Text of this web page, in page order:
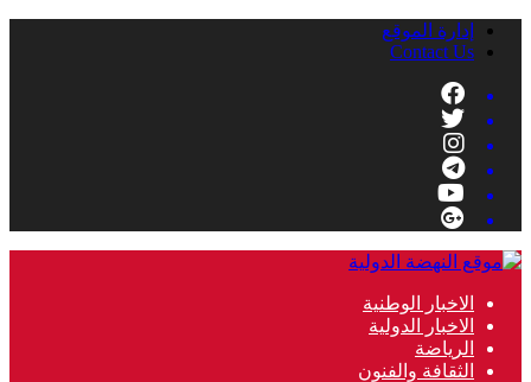
إدارة الموقع
Contact Us
الاخبار الوطنية
الاخبار الدولية
الرياضة
الثقافة والفنون